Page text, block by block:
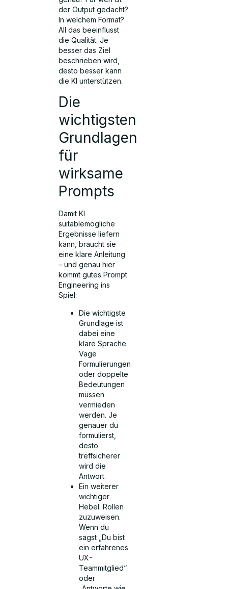
der Output gedacht?
In welchem Format?
All das beeinflusst
die Qualität. Je
besser das Ziel
beschrieben wird,
desto besser kann
die KI unterstützen.
Die
wichtigsten
Grundlagen
für
wirksame
Prompts
Damit KI
suitablemögliche
Ergebnisse liefern
kann, braucht sie
eine klare Anleitung
– und genau hier
kommt gutes Prompt
Engineering ins
Spiel:
Die wichtigste
Grundlage ist
dabei eine
klare Sprache.
Vage
Formulierungen
oder doppelte
Bedeutungen
müssen
vermieden
werden. Je
genauer du
formulierst,
desto
treffsicherer
wird die
Antwort.
Ein weiterer
wichtiger
Hebel: Rollen
zuzuweisen.
Wenn du
sagst „Du bist
ein erfahrenes
UX-
Teammitglied“
oder